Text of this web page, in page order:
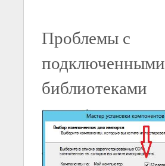
Проблемы с
подключенными
библиотеками